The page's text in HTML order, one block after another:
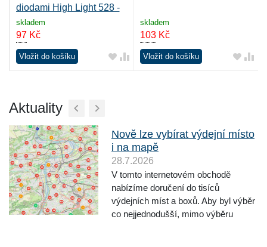
diodami High Light 528 -
černá
skladem
97Kč
Vložit do košíku
skladem
103 Kč
Vložit do košíku
Aktuality
Nově lze vybírat výdejní místo
i na mapě
28.7.2026
V tomto internetovém obchodě
nabízíme doručení do tisíců
výdejních míst a boxů. Aby byl výběr
co nejjednodušší, mimo výběru